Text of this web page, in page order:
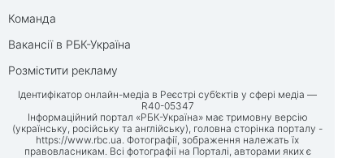
Команда
Вакансії в РБК-Україна
Розмістити рекламу
Ідентифікатор онлайн-медіа в Реєстрі суб’єктів у сфері медіа —
R40-05347
Інформаційний портал «РБК-Україна» має тримовну версію
(українську, російську та англійську), головна сторінка порталу -
https://www.rbc.ua. Фотографії, зображення належать їх
правовласникам. Всі фотографії на Порталі, авторами яких є